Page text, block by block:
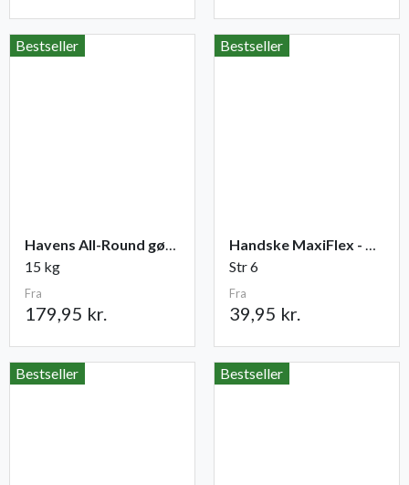
Bestseller
Havens All-Round gødning NPK 12-2-10
15 kg
Fra
179,95 kr.
Bestseller
Handske MaxiFlex - Ultimate
Str 6
Fra
39,95 kr.
Bestseller Bestseller